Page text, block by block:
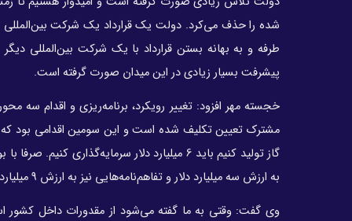
شده را حذف می‌کرد. دولت یک قرارداد یک شرکت
طرفه و به بهانه بستن قرارداد با یک شرکت بین‌المللی
پیشرفت بسیار زیادی در این میدان صورت گرفته است.
خجسته مهر افزود: تغییر رویکرد، برنامه‌ریزی و اقدام
گاز تولید کنیم باید 6 میلیارد دلار
به ارزش سه میلیارد دلار و تفاهم‌نامه‌هایی نیز به ارزش 9 میلیارد دلار امضا شده است،
وی گفت: وقتی به ما گفته می‌شود از مقدورات داخل کشور